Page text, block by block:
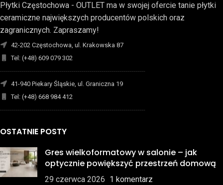
Płytki Częstochowa - OUTLET ma w swojej ofercie tanie płytki
ceramiczne największych producentów polskich oraz
zagranicznych. Zapraszamy!
42-202 Częstochowa, ul. Krakowska 87
Tel: (+48) 609 079 302
-------------------------------------------------------------------------
41-940 Piekary Śląskie, ul. Graniczna 19
Tel: (+48) 668 984 412
-------------------------------------------------------------------------
OSTATNIE POSTY
Gres wielkoformatowy w salonie – jak
optycznie powiększyć przestrzeń domową
29 czerwca 2026 1 komentarz